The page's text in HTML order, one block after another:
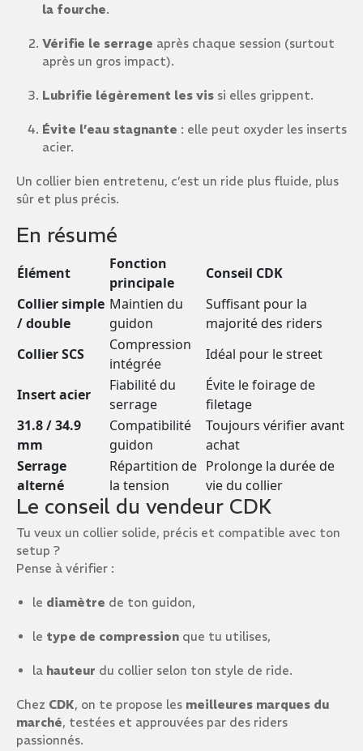
la fourche.
Vérifie le serrage après chaque session (surtout
après un gros impact).
Lubrifie légèrement les vis si elles grippent.
Évite l’eau stagnante : elle peut oxyder les inserts
acier.
Un collier bien entretenu, c’est un ride plus fluide, plus
sûr et plus précis.
En résumé
Élément
Fonction
principale
Conseil CDK
Collier simple
/ double
Maintien du
guidon
Suffisant pour la
majorité des riders
Collier SCS
Compression
intégrée
Idéal pour le street
Insert acier
Fiabilité du
serrage
Évite le foirage de
filetage
31.8 / 34.9
mm
Compatibilité
guidon
Toujours vérifier avant
achat
Serrage
alterné
Répartition de
la tension
Prolonge la durée de
vie du collier
Le conseil du vendeur CDK
Tu veux un collier solide, précis et compatible avec ton
setup ?
Pense à vérifier :
le diamètre de ton guidon,
le type de compression que tu utilises,
la hauteur du collier selon ton style de ride.
Chez CDK, on te propose les meilleures marques du
marché, testées et approuvées par des riders
passionnés.